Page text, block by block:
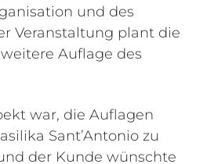
und des
Veranstaltung plant die
Auflage des
war, die Auflagen
Sant’Antonio zu
der Kunde wünschte